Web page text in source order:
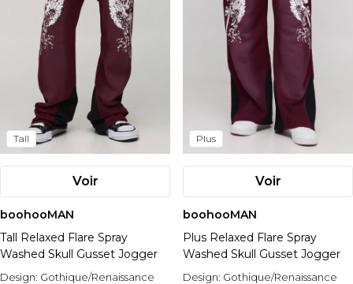
Tall
Voir
boohooMAN
Tall Relaxed Flare Spray
Washed Skull Gusset Jogger
Design: Gothique/Renaissance
Plus
Voir
boohooMAN
Plus Relaxed Flare Spray
Washed Skull Gusset Jogger
Design: Gothique/Renaissance